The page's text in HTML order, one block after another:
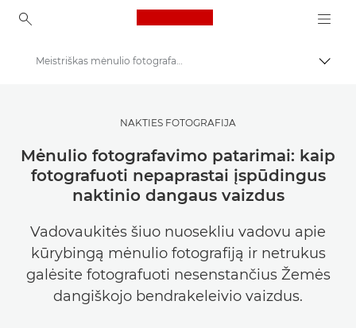
Canon Logo, back to
Pasisemkite įkvėpimo | Fotografijos ir spausdinimo patarimai ir pirkėjų vadovai
Fotografijos ir spausdinimo patarimai ir metodai
Meistriškas mėnulio fotografavimas
NAKTIES FOTOGRAFIJA
Mėnulio fotografavimo patarimai: kaip
fotografuoti nepaprastai įspūdingus
naktinio dangaus vaizdus
Vadovaukitės šiuo nuosekliu vadovu apie
kūrybingą mėnulio fotografiją ir netrukus
galėsite fotografuoti nesenstančius Žemės
dangiškojo bendrakeleivio vaizdus.